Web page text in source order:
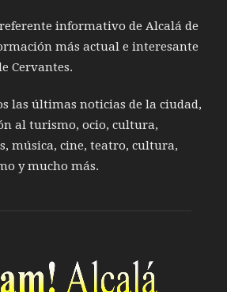
informativo de Alcalá de
más actual e interesante
Cervantes.
las últimas noticias de la ciudad,
al turismo, ocio, cultura,
música, cine, teatro, cultura,
y mucho más.